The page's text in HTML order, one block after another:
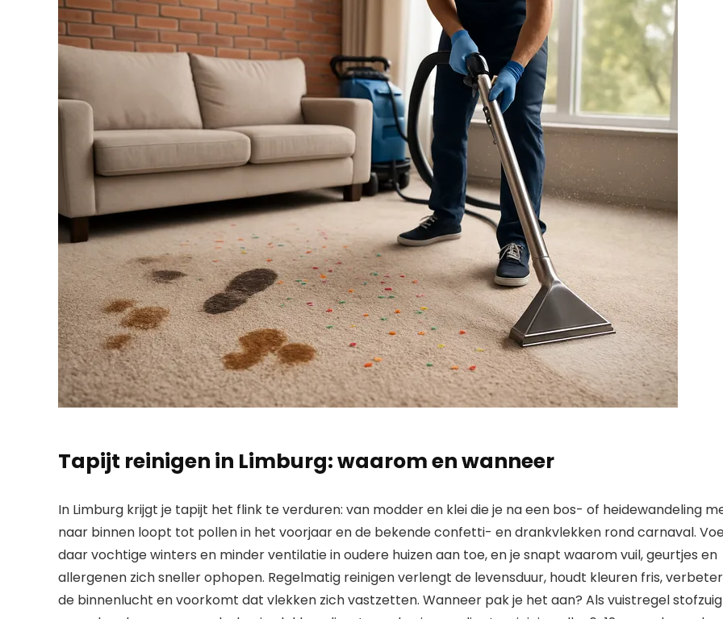
Tapijt reinigen in Limburg: waarom en wanneer
In Limburg krijgt je tapijt het flink te verduren: van modder en klei die je na een bos- of heidewandeling
naar binnen loopt tot pollen in het voorjaar en de bekende confetti- en drankvlekken rond carnaval.
daar vochtige winters en minder ventilatie in oudere huizen aan toe, en je snapt waarom vuil, geurtjes en
allergenen zich sneller ophopen. Regelmatig reinigen verlengt de levensduur, houdt kleuren fris,
de binnenlucht en voorkomt dat vlekken zich vastzetten. Wanneer pak je het aan? Als vuistregel